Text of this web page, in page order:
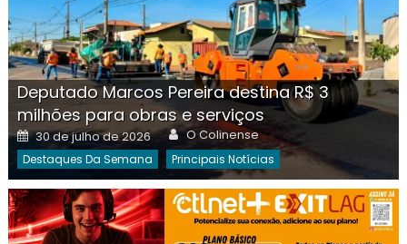
Deputado Marcos Pereira destina R$ 3
milhões para obras e serviços
Posted
on
30 de julho de 2026 Author
O Colinense
Destaques Da Semana Principais Notícias